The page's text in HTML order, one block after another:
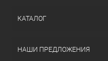
КАТАЛОГ
НАШИ ПРЕДЛОЖЕНИЯ